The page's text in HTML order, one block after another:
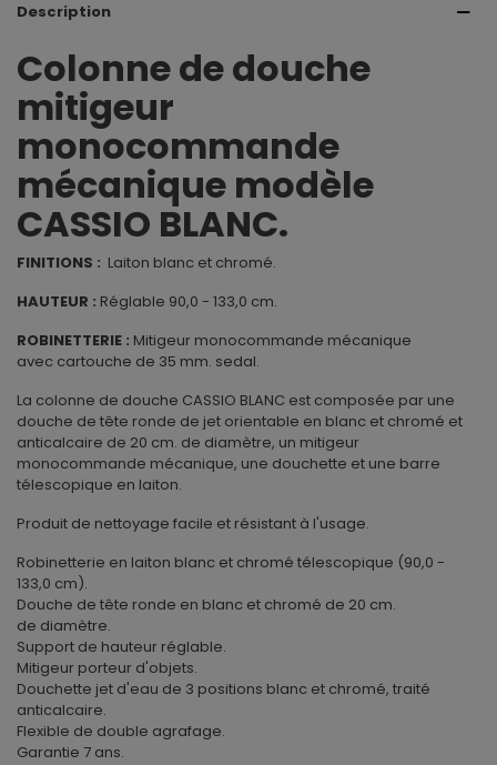
Description
Colonne de douche
mitigeur
monocommande
mécanique modèle
CASSIO BLANC.
FINITIONS : Laiton blanc et chromé.
HAUTEUR : Réglable 90,0 - 133,0 cm.
ROBINETTERIE : Mitigeur monocommande mécanique
avec cartouche de 35 mm. sedal.
La colonne de douche CASSIO BLANC est composée par une
douche de tête ronde de jet orientable en blanc et chromé et
anticalcaire de 20 cm. de diamètre, un mitigeur
monocommande mécanique, une douchette et une barre
télescopique en laiton.
Produit de nettoyage facile et résistant à l'usage.
Robinetterie en laiton blanc et chromé télescopique (90,0 -
133,0 cm).
Douche de tête ronde en blanc et chromé de 20 cm.
de diamètre.
Support de hauteur réglable.
Mitigeur porteur d'objets.
Douchette jet d'eau de 3 positions blanc et chromé, traité
anticalcaire.
Flexible de double agrafage.
Garantie 7 ans.